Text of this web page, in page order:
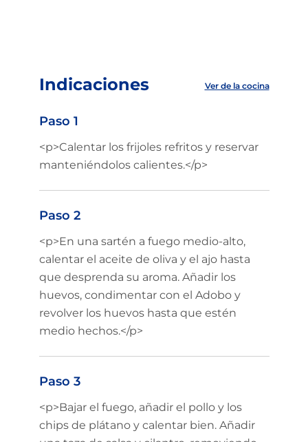
Indicaciones Ver de la cocina
Paso 1
<p>Calentar los frijoles refritos y reservar
manteniéndolos calientes.</p>
Paso 2
<p>En una sartén a fuego medio-alto,
calentar el aceite de oliva y el ajo hasta
que desprenda su aroma. Añadir los
huevos, condimentar con el Adobo y
revolver los huevos hasta que estén
medio hechos.</p>
Paso 3
<p>Bajar el fuego, añadir el pollo y los
chips de plátano y calentar bien. Añadir